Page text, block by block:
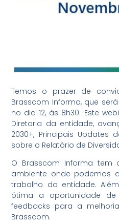
Temos o prazer de
Brasscom Informa, que
no dia 12, às 8h30. Este
Diretoria da entidade,
2030+, Principais Updates
sobre o Relatório de
O Brasscom Informa
ambiente onde podemos
trabalho da entidade.
ótima a oportunidade
feedbacks para a
Brasscom.